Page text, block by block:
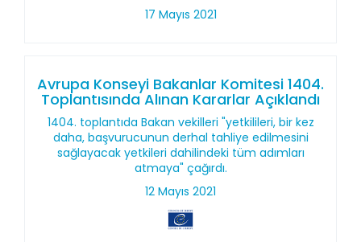
17 Mayıs 2021
Avrupa Konseyi Bakanlar Komitesi 1404.
Toplantısında Alınan Kararlar Açıklandı
1404. toplantıda Bakan vekilleri "yetkilileri, bir kez
daha, başvurucunun derhal tahliye edilmesini
sağlayacak yetkileri dahilindeki tüm adımları
atmaya" çağırdı.
12 Mayıs 2021